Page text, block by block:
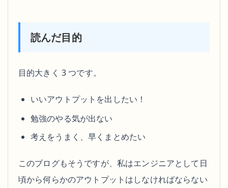
読んだ目的
目的大きく 3 つです。
いいアウトプットを出したい！
勉強のやる気が出ない
考えをうまく、早くまとめたい
このブログもそうですが、私はエンジニアとして日
頃から何らかのアウトプットはしなければならない